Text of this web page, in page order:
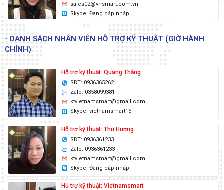
sales02@vnsmart.com.vn
Skype: Đang cập nhập
- DANH SÁCH NHÂN VIÊN HỖ TRỢ KỸ THUẬT (GIỜ HÀNH
CHÍNH)
Hỗ trợ kỹ thuật: Quang Thắng
SĐT: 0936365262
Zalo: 0358099381
ktvietnamsmart@gmail.com
Skype: vietnamsmart15
Hỗ trợ kỹ thuật: Thu Hương
SĐT: 0936361233
Zalo: 0936361233
ktvietnamsmart@gmail.com
Skype: Đang cập nhập
Hỗ trợ kỹ thuật: Vietnamsmart